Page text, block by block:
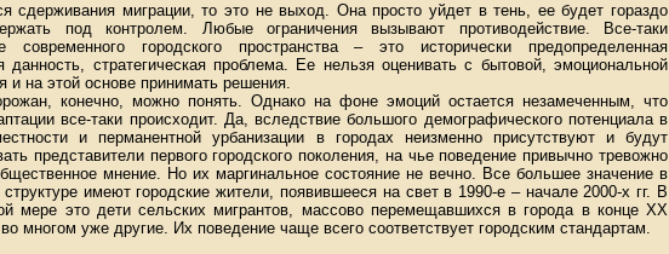
сдерживания миграции, то это не выход. Она просто уйдет в тень, ее будет гораздо
под контролем. Любые ограничения вызывают противодействие. Все-таки
современного городского пространства – это исторически предопределенная
данность, стратегическая проблема. Ее нельзя оценивать с бытовой, эмоциональной
и на этой основе принимать решения.
конечно, можно понять. Однако на фоне эмоций остается незамеченным, что
все-таки происходит. Да, вследствие большого демографического потенциала в
и перманентной урбанизации в городах неизменно присутствуют и будут
представители первого городского поколения, на чье поведение привычно тревожно
мнение. Но их маргинальное состояние не вечно. Все большее значение в
имеют городские жители, появившееся на свет в 1990-е – начале 2000-х гг. В
мере это дети сельских мигрантов, массово перемещавшихся в города в конце ХХ
многом уже другие. Их поведение чаще всего соответствует городским стандартам.